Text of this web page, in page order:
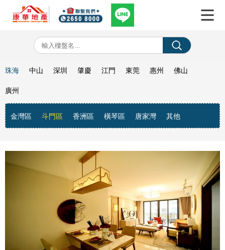
珠海
金灣區 斗門區 香洲區 橫琴區 唐家灣 其他
中山 深圳 肇慶 江門 東莞 惠州 佛山
廣州